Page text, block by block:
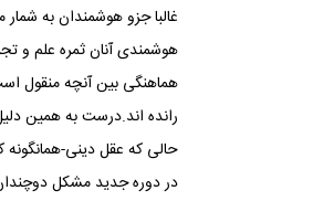
غالبا جزو هوشمندان به
هوشمندی آنان ثمره علم و
هماهنگی بین آنچه منقول
رانده ‏اند.درست به همین
حالی که عقل دینی-همان‏گونه
در دوره جدید مشکل